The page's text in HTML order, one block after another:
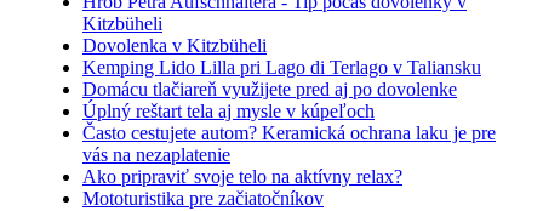
Kitzbüheli
Dovolenka v Kitzbüheli
Kemping Lido Lilla pri Lago di Terlago v Taliansku
Domácu tlačiareň využijete pred aj po dovolenke
Úplný reštart tela aj mysle v kúpeľoch
Často cestujete autom? Keramická ochrana laku je pre
vás na nezaplatenie
Ako pripraviť svoje telo na aktívny relax?
Mototuristika pre začiatočníkov